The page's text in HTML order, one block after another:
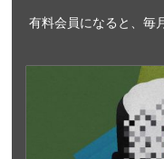
有料会員になると、毎